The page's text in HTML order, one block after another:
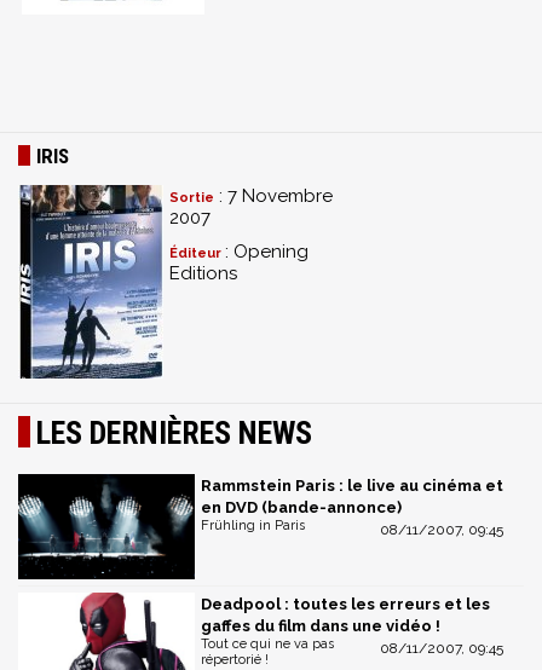
IRIS
Sortie : 7 Novembre
2007
Éditeur : Opening
Editions
LES DERNIÈRES NEWS
Rammstein Paris : le live au cinéma et
en DVD (bande-annonce)
08/11/2007, 09:45
Frühling in Paris
Deadpool : toutes les erreurs et les
gaffes du film dans une vidéo !
08/11/2007, 09:45
Tout ce qui ne va pas
répertorié !